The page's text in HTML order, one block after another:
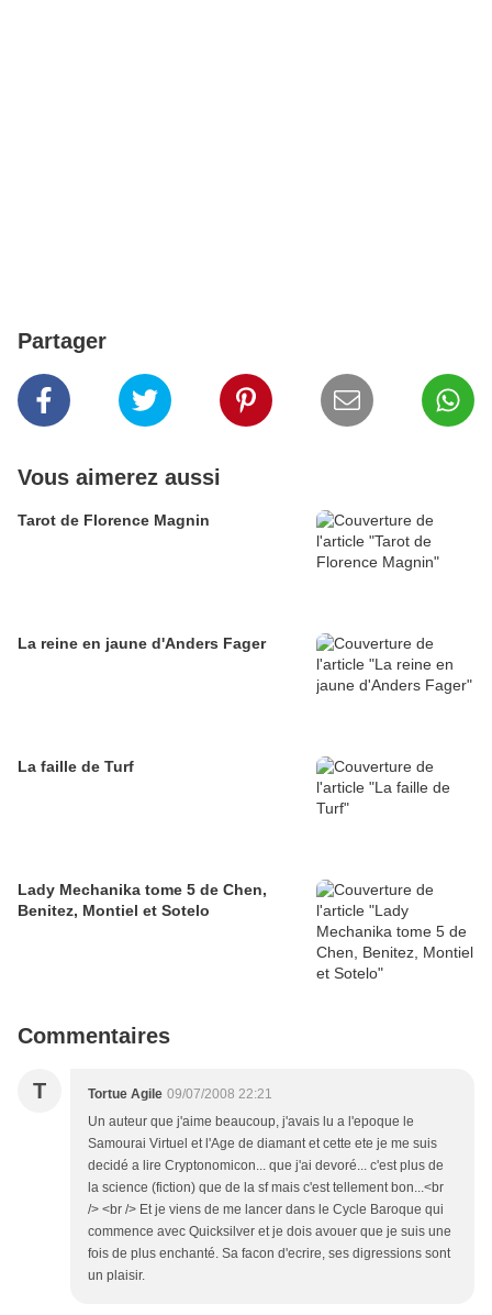
Partager
Vous aimerez aussi
Tarot de Florence Magnin
La reine en jaune d'Anders Fager
La faille de Turf
Lady Mechanika tome 5 de Chen,
Benitez, Montiel et Sotelo
Commentaires
T Tortue Agile 09/07/2008 22:21
Un auteur que j'aime beaucoup, j'avais lu a l'epoque le
Samourai Virtuel et l'Age de diamant et cette ete je me suis
decidé a lire Cryptonomicon... que j'ai devoré... c'est plus de
la science (fiction) que de la sf mais c'est tellement bon...<br
/> <br /> Et je viens de me lancer dans le Cycle Baroque qui
commence avec Quicksilver et je dois avouer que je suis une
fois de plus enchanté. Sa facon d'ecrire, ses digressions sont
un plaisir.